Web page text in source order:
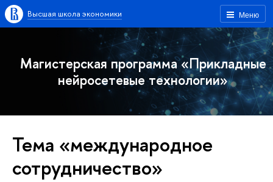
Меню
Высшая школа экономики
Магистерская программа «Прикладные
нейросетевые технологии»
Тема «международное
сотрудничество»